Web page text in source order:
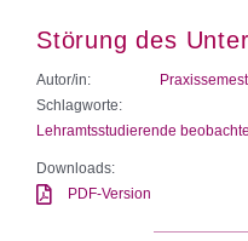
Störung des
Autor/in:
Schlagworte:
Lehramtsstudierende
Downloads:
PDF-Version